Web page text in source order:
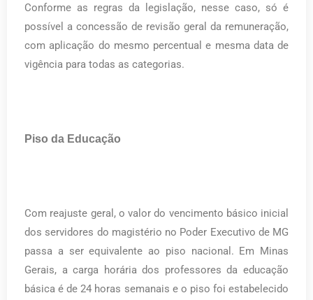
Conforme as regras da legislação, nesse caso, só é
possível a concessão de revisão geral da remuneração,
com aplicação do mesmo percentual e mesma data de
vigência para todas as categorias.
Piso da Educação
Com reajuste geral, o valor do vencimento básico inicial
dos servidores do magistério no Poder Executivo de MG
passa a ser equivalente ao piso nacional. Em Minas
Gerais, a carga horária dos professores da educação
básica é de 24 horas semanais e o piso foi estabelecido